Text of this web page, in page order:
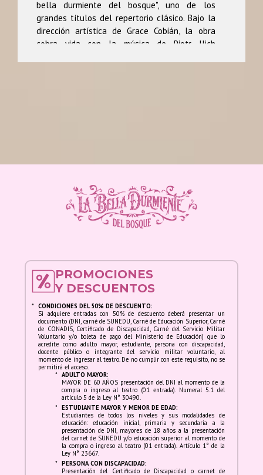
bella durmiente del bosque", uno de los
grandes títulos del repertorio clásico. Bajo la
dirección artística de Grace Cobián, la obra
cobra vida con la música de Piotr Ilich
apuesta por diversificar la oferta del
se enmarca en el propósito principal de brindar
espectáculos que armonicen lo mejor de las
técnicas clásicas y modernas del ballet, sin
inmolar las raíces culturales del país.
compañía
Reseña de la Orquesta Sinfónica Nacional
del Perú
Fundada en 1938, la Orquesta Sinfónica
Nacional del Perú es el elenco sinfónico con
mayor trascendencia y trayectoria de nuestro
país. Ha logrado poner en vitrina un espacio de
diversidad artística, presentando repertorios
que reflejan imaginarios sonoros de espacios,
corrientes y movimientos sociales y culturales
del Perú y el mundo, hasta las tendencias más
contemporáneas. La OSN ha estrenado y
difundido la mayor cantidad de obras de
compositores nacionales.
PROMOCIONES
Y DESCUENTOS
* CONDICIONES DEL 50% DE DESCUENTO:
Si adquiere entradas con 50% de descuento deberá presentar un
documento (DNI, carné de SUNEDU, Carné de Educación Superior, Carné
de CONADIS, Certificado de Discapacidad, Carné del Servicio Militar
Voluntario y/o boleta de pago del Ministerio de Educación) que lo
acredite como adulto mayor, estudiante, persona con discapacidad,
docente público o integrante del servicio militar voluntario, al
momento de ingresar al teatro. De no cumplir con este requisito, no se
permitirá el acceso.
* ADULTO MAYOR:
MAYOR DE 60 AÑOS presentación del DNI al momento de la
compra o ingreso al teatro (01 entrada). Numeral 5.1 del
artículo 5 de la Ley N° 30490.
* ESTUDIANTE MAYOR Y MENOR DE EDAD:
Estudiantes de todos los niveles y sus modalidades de
educación: educación inicial, primaria y secundaria a la
presentación de DNI, mayores de 18 años a la presentación
del carnet de SUNEDU y/o educación superior al momento de
la compra o ingreso al teatro (01 entrada). Artículo 1° de la
Ley N° 23667.
* PERSONA CON DISCAPACIDAD:
Presentación del Certificado de Discapacidad o carnet de